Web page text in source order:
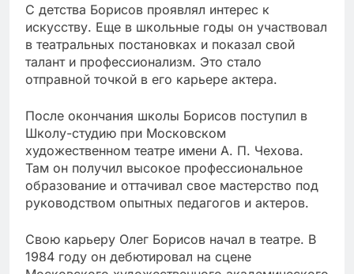
С детства Борисов проявлял интерес к
искусству. Еще в школьные годы он участвовал
в театральных постановках и показал свой
талант и профессионализм. Это стало
отправной точкой в его карьере актера.
После окончания школы Борисов поступил в
Школу-студию при Московском
художественном театре имени А. П. Чехова.
Там он получил высокое профессиональное
образование и оттачивал свое мастерство под
руководством опытных педагогов и актеров.
Свою карьеру Олег Борисов начал в театре. В
1984 году он дебютировал на сцене